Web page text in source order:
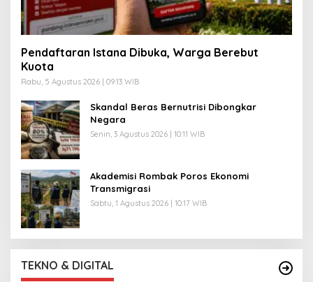
Pendaftaran Istana Dibuka, Warga Berebut
Kuota
Rabu, 5 Agustus 2026 | 09:13 WIB
Skandal Beras Bernutrisi Dibongkar
Negara
Senin, 3 Agustus 2026 | 10:11 WIB
Akademisi Rombak Poros Ekonomi
Transmigrasi
Sabtu, 1 Agustus 2026 | 10:17 WIB
TEKNO & DIGITAL